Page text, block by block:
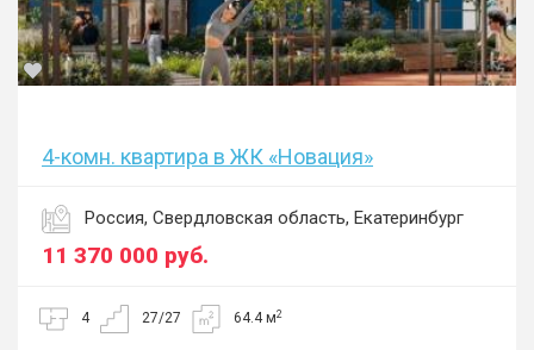
4-комн. квартира в ЖК «Новация»
Россия, Свердловская область, Екатеринбург
11 370 000 руб.
4 27/27 64.4 м2